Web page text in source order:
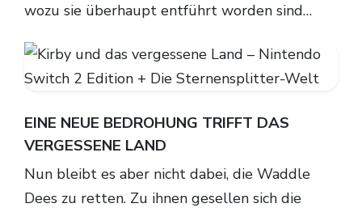
wozu sie überhaupt entführt worden sind…
EINE NEUE BEDROHUNG TRIFFT DAS
VERGESSENE LAND
Nun bleibt es aber nicht dabei, die Waddle
Dees zu retten. Zu ihnen gesellen sich die